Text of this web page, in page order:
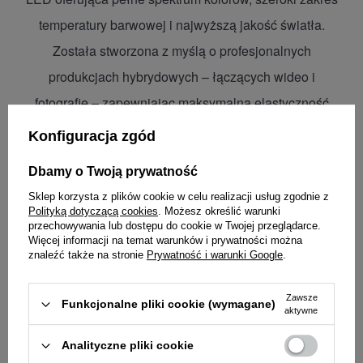
temperatury barwowej i najwyższą jakość światła.
Została stworzona z myślą o profesjonalnych
produkcjach hybrydowych – łączących wideo i
fotografię – zapewniając maksymalną elastyczność
twórczą, niezawodność i kompaktową efektywność.
Zintegrowana konstrukcja all-in-one bez zewnętrznego
balastu sprawia, że L600C można rozstawić znacznie
szybciej i wygodniej niż inne lampy o mocy 600W.
Nowatorski system HydroCTech™ wykorzystuje w
procesie chłodzenia ciecz, zapewniając cichą, stabilną i
wyjątkowo wydajną pracę przy niskiej wadze jednostki,
Konfiguracja zgód
Dbamy o Twoją prywatność
Sklep korzysta z plików cookie w celu realizacji usług zgodnie z
Polityką dotyczącą cookies. Możesz określić warunki
przechowywania lub dostępu do cookie w Twojej przeglądarce.
Więcej informacji na temat warunków i prywatności można
znaleźć także na stronie Prywatność i warunki Google.
Funkcjonalne pliki cookie (wymagane)
Zawsze
aktywne
Analityczne pliki cookie